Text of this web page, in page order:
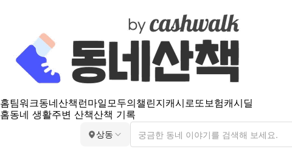
홈팀워크동네산책 런마일모두의챌린지캐시로또보험캐시딜
홈동네 생활주변 산책산책 기록
상동